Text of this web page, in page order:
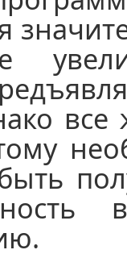
все